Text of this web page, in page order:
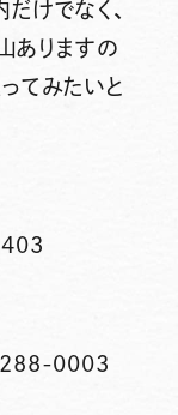
けでなく、
ありますの
てみたいと
288-0003